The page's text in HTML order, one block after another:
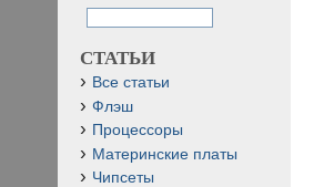
СТАТЬИ
Все статьи
Флэш
Процессоры
Материнские платы
Чипсеты